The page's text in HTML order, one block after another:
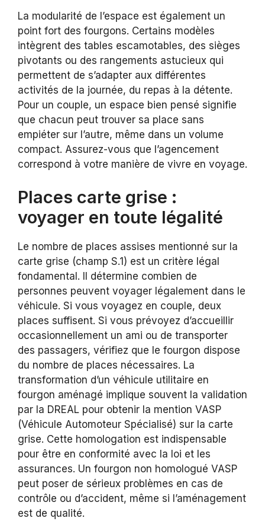
La modularité de l’espace est également un
point fort des fourgons. Certains modèles
intègrent des tables escamotables, des sièges
pivotants ou des rangements astucieux qui
permettent de s’adapter aux différentes
activités de la journée, du repas à la détente.
Pour un couple, un espace bien pensé signifie
que chacun peut trouver sa place sans
empiéter sur l’autre, même dans un volume
compact. Assurez-vous que l’agencement
correspond à votre manière de vivre en voyage.
Places carte grise :
voyager en toute légalité
Le nombre de places assises mentionné sur la
carte grise (champ S.1) est un critère légal
fondamental. Il détermine combien de
personnes peuvent voyager légalement dans le
véhicule. Si vous voyagez en couple, deux
places suffisent. Si vous prévoyez d’accueillir
occasionnellement un ami ou de transporter
des passagers, vérifiez que le fourgon dispose
du nombre de places nécessaires. La
transformation d’un véhicule utilitaire en
fourgon aménagé implique souvent la validation
par la DREAL pour obtenir la mention VASP
(Véhicule Automoteur Spécialisé) sur la carte
grise. Cette homologation est indispensable
pour être en conformité avec la loi et les
assurances. Un fourgon non homologué VASP
peut poser de sérieux problèmes en cas de
contrôle ou d’accident, même si l’aménagement
est de qualité.